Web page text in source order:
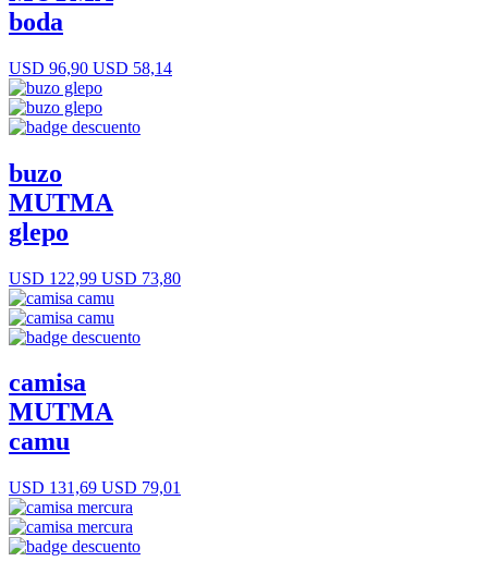
boda
USD 96,90 USD 58,14
buzo
MUTMA
glepo
USD 122,99 USD 73,80
camisa
MUTMA
camu
USD 131,69 USD 79,01